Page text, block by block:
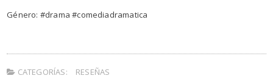
Género: #drama #comediadramatica
CATEGORÍAS: RESEÑAS